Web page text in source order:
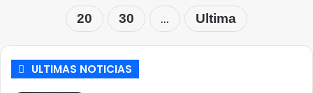
20 30 ... Ultima
ULTIMAS NOTICIAS